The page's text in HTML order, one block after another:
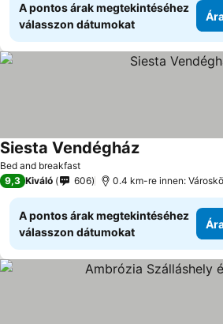
A pontos árak megtekintéséhez
válasszon dátumokat
Bed and breakfast
Siesta VendégházÁrak
9,3 Kiváló 606 0.4 km-re innen:
A pontos árak megtekintéséhez
válasszon dátumokat